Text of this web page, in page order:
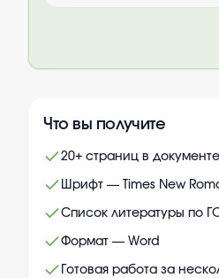
Что вы получите
20+ страниц в документе
Шрифт — Times New
Список литературы по
Формат — Word
Готовая работа за